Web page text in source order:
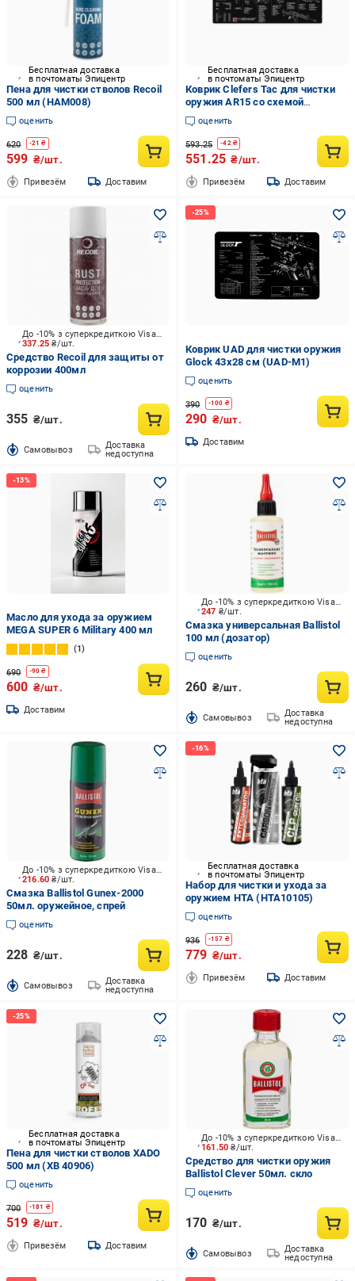
Бесплатная доставка
в почтоматы Эпицентр
Пена для чистки стволов Recoil
500 мл (HAM008)
оценить
620 -21 ₴
599 ₴/шт.
Привезём Доставим
Бесплатная доставка
в почтоматы Эпицентр
Коврик Clefers Tac для чистки
оружия AR15 со схемой
(5102280)
оценить
593.25 -42₴
551.25 ₴/шт.
Привезём Доставим
337.25₴/шт.
До -10% з суперкредиткою Visa Вигода
Средство Recoil для защиты от
коррозии 400мл
оценить
355 ₴/шт.
Cамовывоз
Доставка
недоступна
Коврик UAD для чистки оружия
Glock 43х28 см (UAD-M1)
оценить
390 -100 ₴
290 ₴/шт.
Доставим
Масло для ухода за оружием
MEGA SUPER 6 Military 400 мл
1
690 -90 ₴
600 ₴/шт.
Доставим
247 ₴/шт.
До -10% з суперкредиткою Visa Вигода
Смазка универсальная Ballistol
100 мл (дозатор)
оценить
260 ₴/шт.
Cамовывоз
Доставка
недоступна
216.60₴/шт.
До -10% з суперкредиткою Visa Вигода
Смазка Ballistol Gunex-2000
50мл. оружейное, спрей
оценить
228 ₴/шт.
Cамовывоз
Доставка
недоступна
Бесплатная доставка
в почтоматы Эпицентр
Набор для чистки и ухода за
оружием HTA (HTA10105)
оценить
936 -157 ₴
779 ₴/шт.
Привезём Доставим
Бесплатная доставка
в почтоматы Эпицентр
Пена для чистки стволов XADO
500 мл (XB 40906)
оценить
700 -181 ₴
519 ₴/шт.
Привезём Доставим
161.50₴/шт.
До -10% з суперкредиткою Visa Вигода
Средство для чистки оружия
Ballistol Clever 50мл. скло
оценить
170 ₴/шт.
Cамовывоз
Доставка
недоступна